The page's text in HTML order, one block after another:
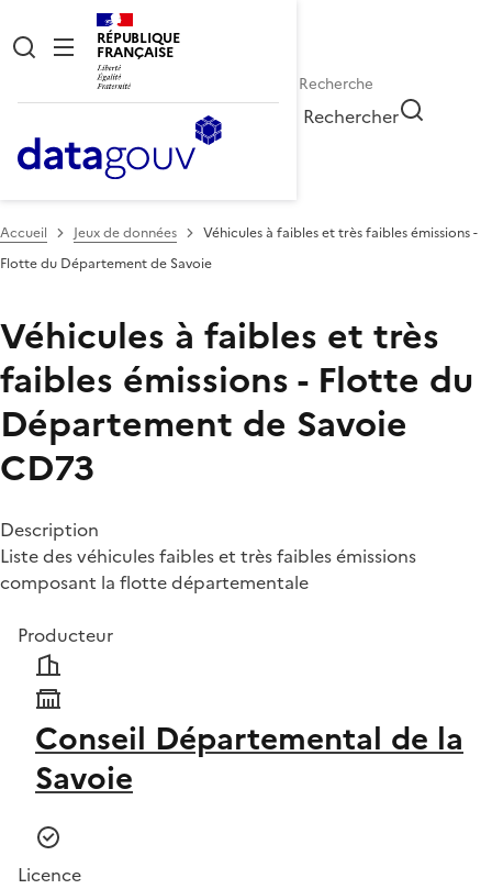
RÉPUBLIQUE
FRANÇAISE
Rechercher
Accueil Jeux de données
Véhicules à faibles et très faibles émissions -
Flotte du Département de Savoie
Véhicules à faibles et très
faibles émissions - Flotte du
Département de Savoie
CD73
Description
Liste des véhicules faibles et très faibles émissions
composant la flotte départementale
Producteur
Conseil Départemental de la
Savoie
Licence